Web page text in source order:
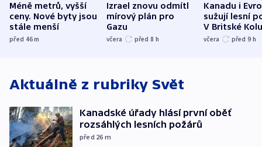
Méně metrů, vyšší
ceny. Nové byty jsou
stále menší
před 46m
Izrael znovu odmítl
mírový plán pro
Gazu
včera před 8 h
Kanadu i
sužují lesní
V Britské
evakuovali
včera před 9 h
Aktuálně z rubriky Svět
Kanadské úřady hlásí první oběť
rozsáhlých lesních požárů
před 26 m